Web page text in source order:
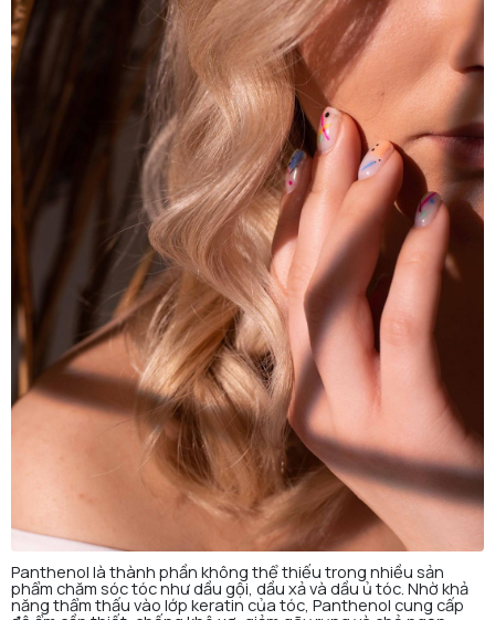
Panthenol là thành phần không thể thiếu trong nhiều sản
phẩm chăm sóc tóc như dầu gội, dầu xả và dầu ủ tóc. Nhờ khả
năng thẩm thấu vào lớp keratin của tóc, Panthenol cung cấp